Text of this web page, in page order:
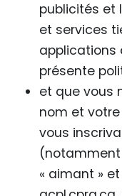
publicités et
et services
applications
présente
et que vous
nom et
vous
(notamment
« aimant »